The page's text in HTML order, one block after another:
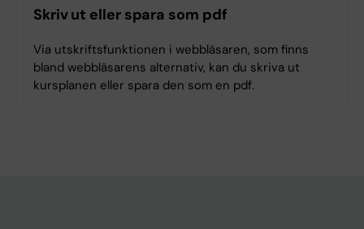
Skriv ut eller spara som pdf
Via utskriftsfunktionen i webbläsaren, som finns
bland webbläsarens alternativ, kan du skriva ut
kursplanen eller spara den som en pdf.